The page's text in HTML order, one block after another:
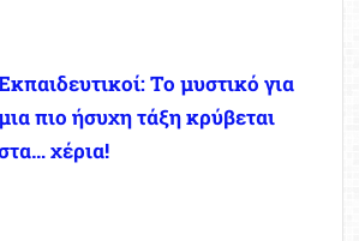
Το μυστικό για
πιο ήσυχη τάξη κρύβεται
χέρια!